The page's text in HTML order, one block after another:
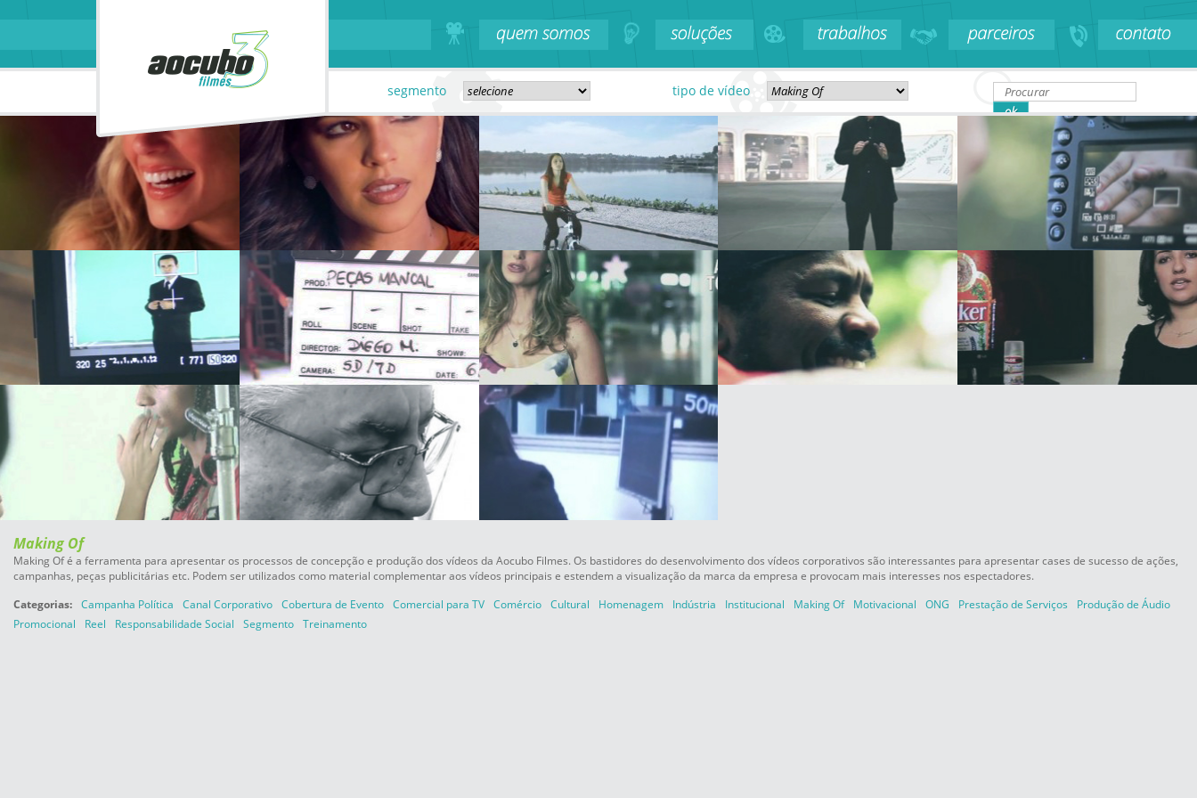
segmento tipo de vídeo
Making Of
Making Of é a ferramenta para apresentar os processos de concepção e produção dos vídeos da Aocubo Filmes. Os bastidores do desenvolvimento dos vídeos corporativos são interessantes para apresentar cases de sucesso de ações,
campanhas, peças publicitárias etc. Podem ser utilizados como material complementar aos vídeos principais e estendem a visualização da marca da empresa e provocam mais interesses nos espectadores.
Categorias: Campanha Política Canal Corporativo Cobertura de Evento Comercial para TV Comércio Cultural Homenagem Indústria Institucional Making Of Motivacional ONG Prestação de Serviços
Produção de Áudio
Promocional
Reel Responsabilidade Social Segmento Treinamento